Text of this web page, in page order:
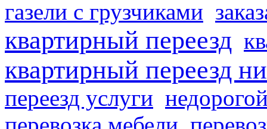
газели с грузчиками
квартирный переезд
квартирный переезд
переезд услуги